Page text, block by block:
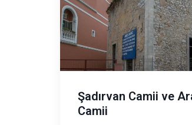
Şadırvan Camii ve
Camii